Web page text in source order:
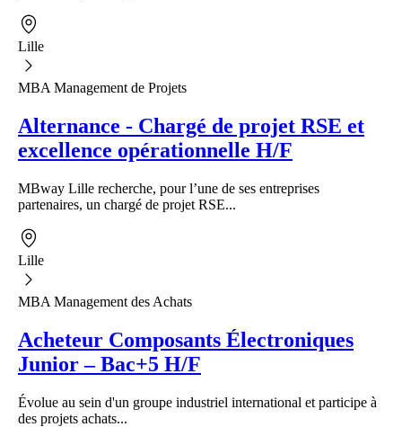
Lille
MBA Management de Projets
Alternance - Chargé de projet RSE et
excellence opérationnelle H/F
MBway Lille recherche, pour l’une de ses entreprises
partenaires, un chargé de projet RSE...
Lille
MBA Management des Achats
Acheteur Composants Électroniques
Junior – Bac+5 H/F
Évolue au sein d'un groupe industriel international et participe à
des projets achats...